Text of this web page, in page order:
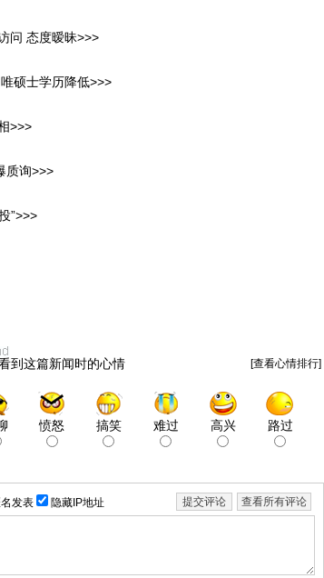
问 态度暧昧>>>
硕士学历降低>>>
>>>
质询>>>
”>>>
到这篇新闻时的心情 [查看心情排行]
愤怒 搞笑 难过 高兴 路过
发表 隐藏IP地址